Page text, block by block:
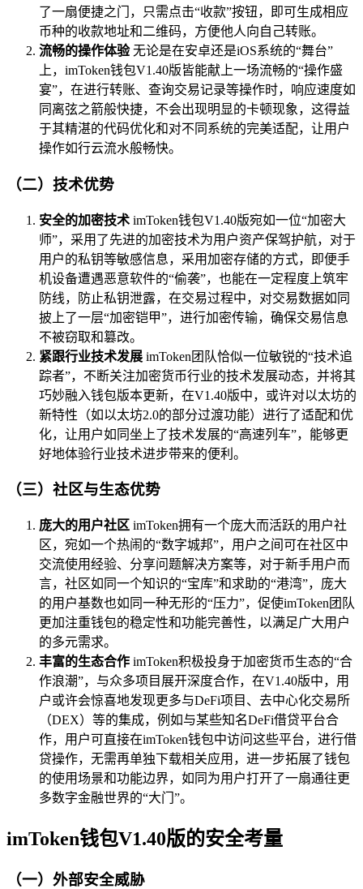
了一扇便捷之门，只需点击“收款”按钮，即可生成相应
币种的收款地址和二维码，方便他人向自己转账。
流畅的操作体验无论是在安卓还是iOS系统的“舞台”
上，imToken钱包V1.40版皆能献上一场流畅的“操作盛
宴”，在进行转账、查询交易记录等操作时，响应速度如
同离弦之箭般快捷，不会出现明显的卡顿现象，这得益
于其精湛的代码优化和对不同系统的完美适配，让用户
操作如行云流水般畅快。
（二）技术优势
安全的加密技术 imToken钱包V1.40版宛如一位“加密大
师”，采用了先进的加密技术为用户资产保驾护航，对于
用户的私钥等敏感信息，采用加密存储的方式，即便手
机设备遭遇恶意软件的“偷袭”，也能在一定程度上筑牢
防线，防止私钥泄露，在交易过程中，对交易数据如同
披上了一层“加密铠甲”，进行加密传输，确保交易信息
不被窃取和篡改。
紧跟行业技术发展 imToken团队恰似一位敏锐的“技术追
踪者”，不断关注加密货币行业的技术发展动态，并将其
巧妙融入钱包版本更新，在V1.40版中，或许对以太坊的
新特性（如以太坊2.0的部分过渡功能）进行了适配和优
化，让用户如同坐上了技术发展的“高速列车”，能够更
好地体验行业技术进步带来的便利。
（三）社区与生态优势
庞大的用户社区 imToken拥有一个庞大而活跃的用户社
区，宛如一个热闹的“数字城邦”，用户之间可在社区中
交流使用经验、分享问题解决方案等，对于新手用户而
言，社区如同一个知识的“宝库”和求助的“港湾”，庞大
的用户基数也如同一种无形的“压力”，促使imToken团队
更加注重钱包的稳定性和功能完善性，以满足广大用户
的多元需求。
丰富的生态合作 imToken积极投身于加密货币生态的“合
作浪潮”，与众多项目展开深度合作，在V1.40版中，用
户或许会惊喜地发现更多与DeFi项目、去中心化交易所
（DEX）等的集成，例如与某些知名DeFi借贷平台合
作，用户可直接在imToken钱包中访问这些平台，进行借
贷操作，无需再单独下载相关应用，进一步拓展了钱包
的使用场景和功能边界，如同为用户打开了一扇通往更
多数字金融世界的“大门”。
imToken钱包V1.40版的安全考量
（一）外部安全威胁